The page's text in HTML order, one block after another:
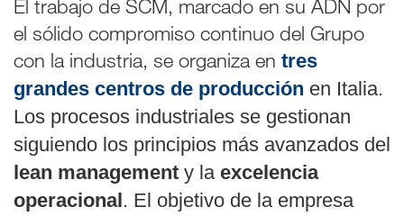
El trabajo de SCM, marcado en su ADN por
el sólido compromiso continuo del Grupo
con la industria, se organiza en tres
grandes centros de producción en Italia.
Los procesos industriales se gestionan
siguiendo los principios más avanzados del
lean management y la excelencia
operacional. El objetivo de la empresa